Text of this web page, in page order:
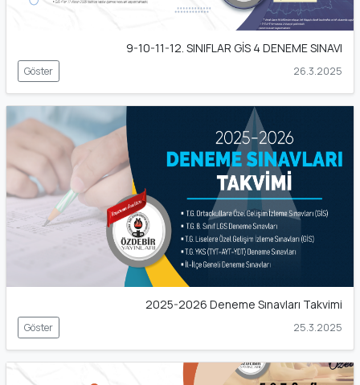
9-10-11-12. SINIFLAR GİS 4 DENEME SINAVI
Göster 26.3.2025
2025-2026 Deneme Sınavları Takvimi
Göster 25.3.2025